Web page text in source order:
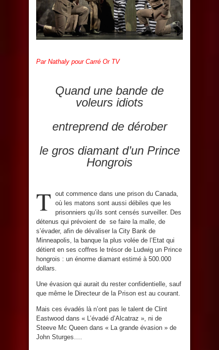
Par Nathaly pour Carré Or TV
Quand une bande de
voleurs idiots
entreprend de dérober
le gros diamant d’un Prince
Hongrois
T out commence dans une prison du Canada,
où les matons sont aussi débiles que les
prisonniers qu’ils sont censés surveiller. Des
détenus qui prévoient de se faire la malle, de
s’évader, afin de dévaliser la City Bank de
Minneapolis, la banque la plus volée de l’Etat qui
détient en ses coffres le trésor de Ludwig un Prince
hongrois : un énorme diamant estimé à 500.000
dollars.
Une évasion qui aurait du rester confidentielle, sauf
que même le Directeur de la Prison est au courant.
Mais ces évadés là n’ont pas le talent de Clint
Eastwood dans « L’évadé d’Alcatraz », ni de
Steeve Mc Queen dans « La grande évasion » de
John Sturges….